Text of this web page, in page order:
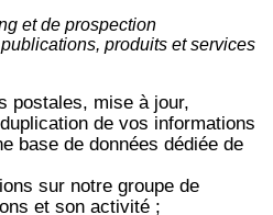
et de prospection
produits et services
postales, mise à jour,
de vos informations
base de données dédiée de
sur notre groupe de
et son activité ;